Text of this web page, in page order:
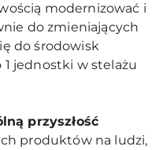
modernizować i
do zmieniających
do środowisk
1 jednostki w stelażu
przyszłość
produktów na ludzi,